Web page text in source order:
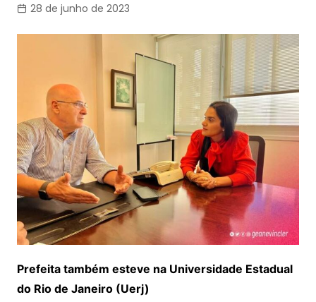
28 de junho de 2023
Prefeita também esteve na Universidade Estadual
do Rio de Janeiro (Uerj)